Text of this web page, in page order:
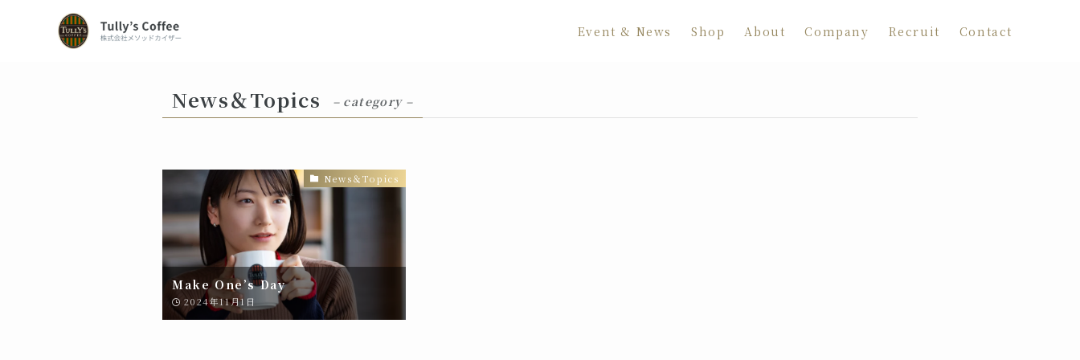
Event & News Shop About Company Recruit Contact
ホーム
News＆Topics – category –
News＆Topics
Make One’s Day
2024年11月1日